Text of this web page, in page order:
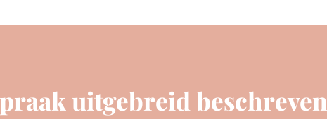
uitgebreid beschreven